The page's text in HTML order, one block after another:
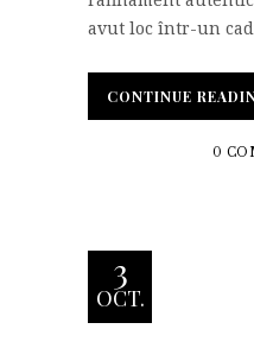
avut loc într-un
CONTINUE
0
3
OCT.